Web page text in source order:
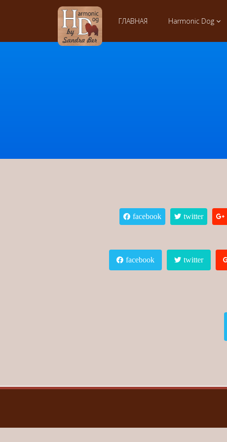
ГЛАВНАЯ Harmonic Dog
facebook twitter
facebook twitter